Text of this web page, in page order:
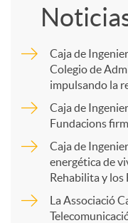
Caja de
Colegio de
impulsando la
Caja de
Fundacions
Caja de
energética de
Rehabilita y los
La Associació